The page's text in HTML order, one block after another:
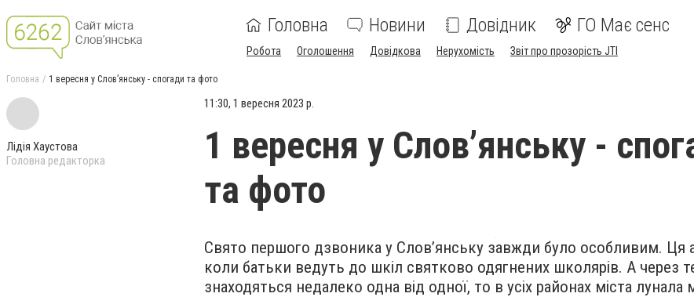
Головна Новини Довідник ГО Має сенс
Робота Оголошення Довідкова Нерухомість Звіт про прозорість JTI
Головна 1 вересня у Слов’янську - спогади та фото
Лідія Хаустова
Головна редакторка
11:30, 1 вересня 2023 р.
1 вересня у Слов’янську -
та фото
Свято першого дзвоника у Слов’янську завжди було особливим. Ця
коли батьки ведуть до шкіл святково одягнених школярів. А через
знаходяться недалеко одна від одної, то в усіх районах міста лунала